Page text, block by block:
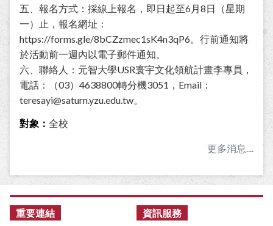
五、報名方式：採線上報名，即日起至6月8日（星期
一）止，報名網址：
https://forms.gle/8bCZzmec1sK4n3qP6。行前通知將
於活動前一週內以電子郵件通知。
六、聯絡人：元智大學USR寰宇文化領航計畫李專員，
電話：（03）4638800轉分機3051，Email：
teresayi@saturn.yzu.edu.tw。
對象： 全校
更多消息....
重要連結
資訊服務